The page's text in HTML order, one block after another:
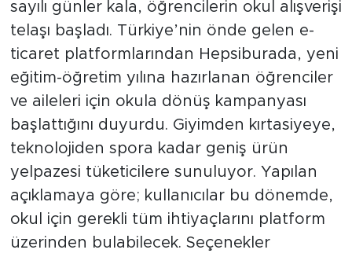
sayılı günler kala, öğrencilerin okul alışverişi
telaşı başladı. Türkiye’nin önde gelen e-
ticaret platformlarından Hepsiburada, yeni
eğitim-öğretim yılına hazırlanan öğrenciler
ve aileleri için okula dönüş kampanyası
başlattığını duyurdu. Giyimden kırtasiyeye,
teknolojiden spora kadar geniş ürün
yelpazesi tüketicilere sunuluyor. Yapılan
açıklamaya göre; kullanıcılar bu dönemde,
okul için gerekli tüm ihtiyaçlarını platform
üzerinden bulabilecek. Seçenekler